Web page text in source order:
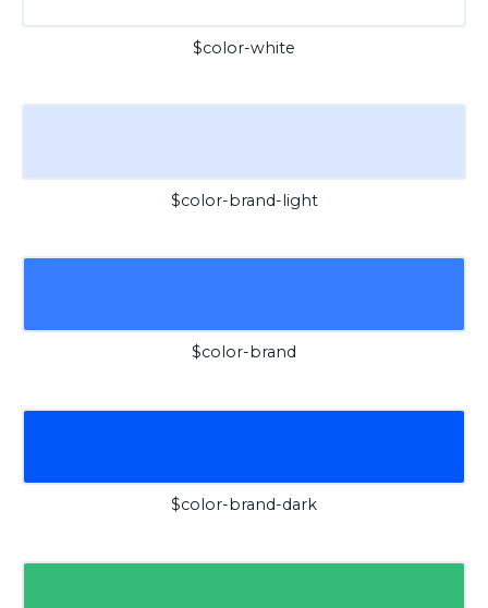
$color-white
$color-brand-light
$color-brand
$color-brand-dark